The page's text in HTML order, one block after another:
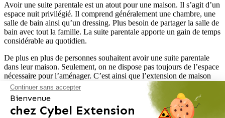
Avoir une suite parentale est un atout pour une maison. Il s’agit d’un
espace nuit privilégié. Il comprend généralement une chambre, une
salle de bain ainsi qu’un dressing. Plus besoin de partager la salle de
bain avec tout la famille. La suite parentale apporte un gain de temps
considérable au quotidien.
De plus en plus de personnes souhaitent avoir une suite parentale
dans leur maison. Seulement, on ne dispose pas toujours de l’espace
nécessaire pour l’aménager. C’est ainsi que l’extension de maison
devient une solution simple pour bénéficier de cet espace tout en
ajoutant des m² à sa maison.
Continuer sans accepter
Bienvenue
chez Cybel Extension